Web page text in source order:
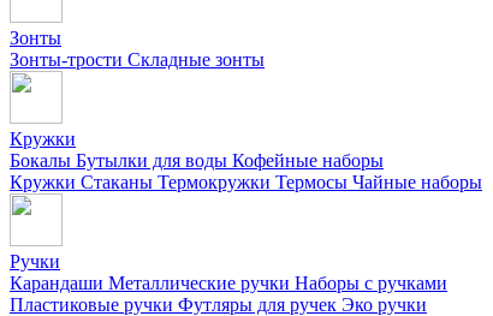
Зонты
Зонты-трости Складные зонты
Кружки
Бокалы Бутылки для воды Кофейные наборы
Кружки Стаканы Термокружки Термосы Чайные наборы
Ручки
Карандаши Металлические ручки Наборы с ручками
Пластиковые ручки Футляры для ручек Эко ручки